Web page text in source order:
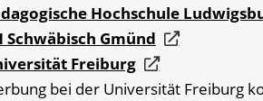
Hochschule
Schwäbisch Gmünd
Freiburg
bei der Universität Freiburg